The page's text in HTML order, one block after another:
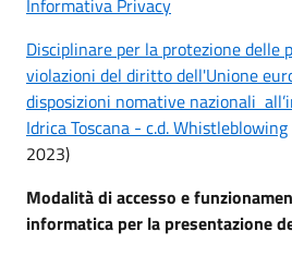
Informativa Privacy
Disciplinare per la protezione delle
violazioni del diritto dell'Unione
disposizioni nomative nazionali
Idrica Toscana - c.d. Whistleblowing
2023)
Modalità di accesso e
informatica per la presentazione